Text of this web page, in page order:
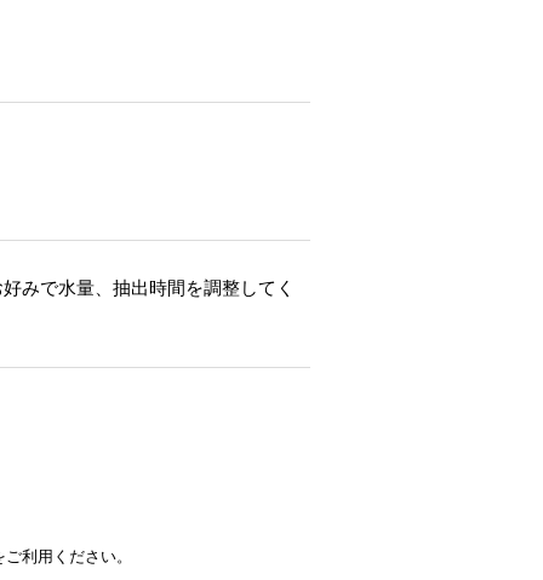
みで水量、抽出時間を調整してく
利用ください。